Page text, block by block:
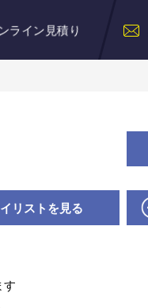
ライン見積り
リストを見る
す